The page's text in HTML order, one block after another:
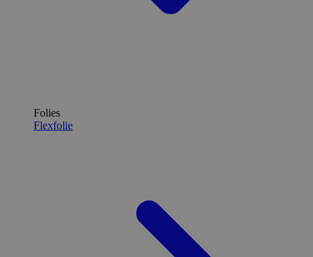
Folies
Flexfolie